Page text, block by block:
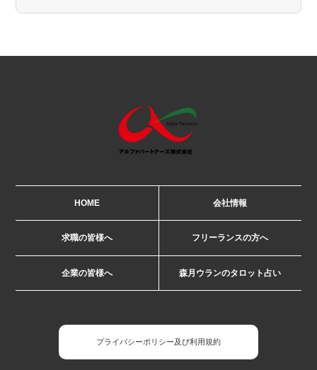
HOME 会社情報
求職の皆様へ フリーランスの方へ
企業の皆様へ 森月ウランのタロット占い
プライバシーポリシー及び利用規約